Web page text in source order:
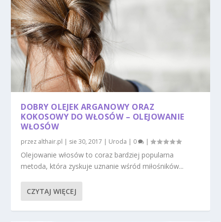
DOBRY OLEJEK ARGANOWY ORAZ
KOKOSOWY DO WŁOSÓW – OLEJOWANIE
WŁOSÓW
przez althair.pl | sie 30, 2017 | Uroda | 0 |
Olejowanie włosów to coraz bardziej popularna
metoda, która zyskuje uznanie wśród miłośników...
CZYTAJ WIĘCEJ